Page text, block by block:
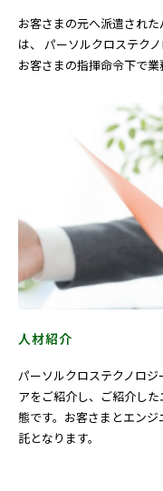
お客さまの元へ派遣され
は、 パーソルクロステク
お客さまの指揮命令下で業
人材紹介
パーソルクロステクノロ
アをご紹介し、ご紹介し
態です。お客さまとエン
託となります。